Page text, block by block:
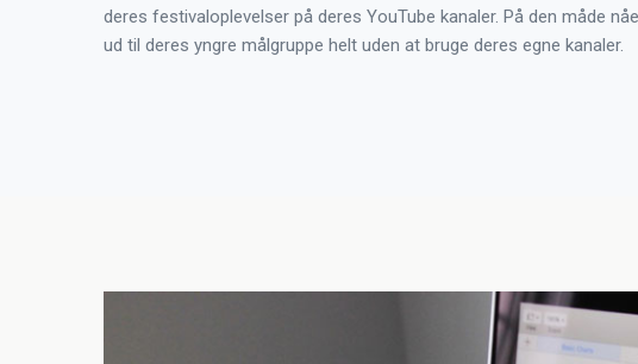
deres festivaloplevelser på deres YouTube kanaler. På den måde
ud til deres yngre målgruppe helt uden at bruge deres egne kanaler.